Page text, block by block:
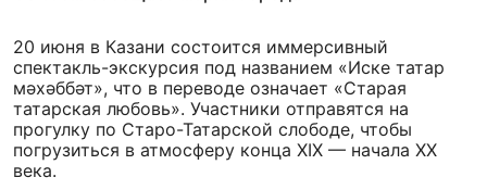
20 июня в Казани состоится иммерсивный
спектакль-экскурсия под названием «Иске татар
мәхәббәт», что в переводе означает «Старая
татарская любовь». Участники отправятся на
прогулку по Старо-Татарской слободе, чтобы
погрузиться в атмосферу конца XIX — начала XX
века.